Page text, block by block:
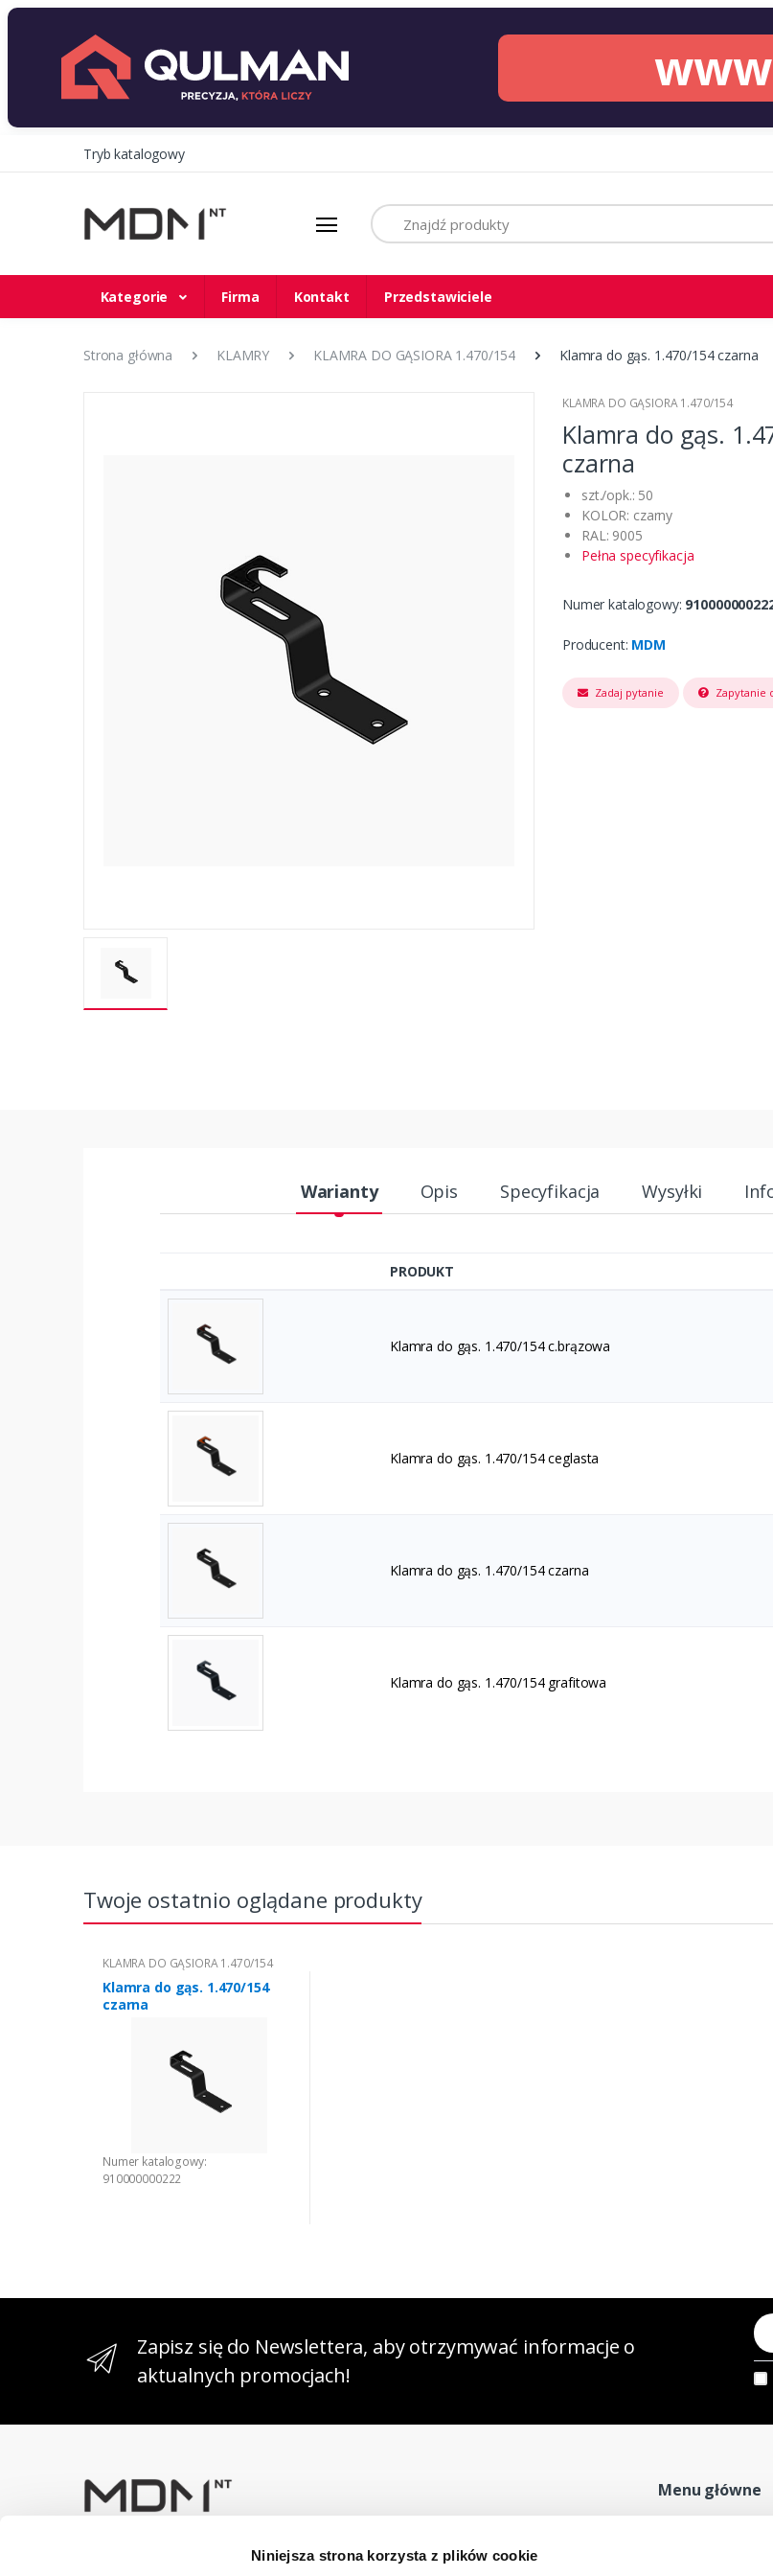
Niniejsza strona korzysta z plików cookie
Tryb katalogowy
Szukaj
Kategorie Firma Kontakt Przedstawiciele
Strona główna KLAMRY KLAMRA DO GĄSIORA 1.470/154 Klamra do gąs. 1.470/154 czarna
KLAMRA DO GĄSIORA 1.470/154
Klamra do gąs.
czarna
szt./opk.: 50
KOLOR: czarny
RAL: 9005
Pełna specyfikacja
Numer katalogowy:
Producent: MDM
Zadaj pytanie Zapytanie
Warianty Opis Specyfikacja Wysyłki
PRODUKT
Klamra do gąs. 1.470/154 c.brązowa
Klamra do gąs. 1.470/154 ceglasta
Klamra do gąs. 1.470/154 czarna
Klamra do gąs. 1.470/154 grafitowa
Twoje ostatnio oglądane produkty
KLAMRA DO GĄSIORA 1.470/154
Klamra do gąs. 1.470/154
czarna
Numer katalogowy:
910000000222
Zapisz się do Newslettera, aby otrzymywać informacje o
aktualnych promocjach!
Masz pytania? Skontaktuj się z
Nasz adres e-mail
Menu główne